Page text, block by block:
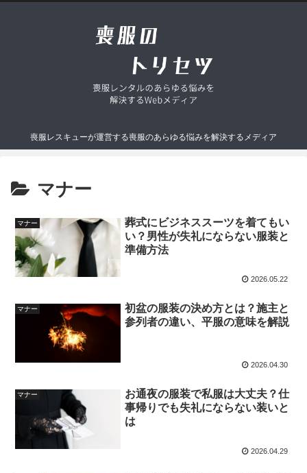
喪服レスキューが運営する喪服のあらゆる悩みを解決するメディア
マナー
マナー
葬式にビジネススーツを着てもい
い？男性が失礼にならない服装と
準備方法
2026.05.22
マナー
初盆の服装の決め方とは？施主と
参列者の違い、平服の意味を解説
2026.04.30
マナー
お通夜の服装で私服は大丈夫？仕
事帰りでも失礼にならない装いと
は
2026.04.29